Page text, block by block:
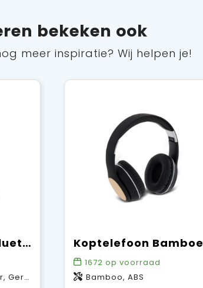
bekeken ook
meer inspiratie? Wij helpen je!
SCX.design E25 Bluetooth® koptelefoon met ANC
kunststof
Koptelefoon Bamboe
1672 op voorraad
Bamboo, ABS